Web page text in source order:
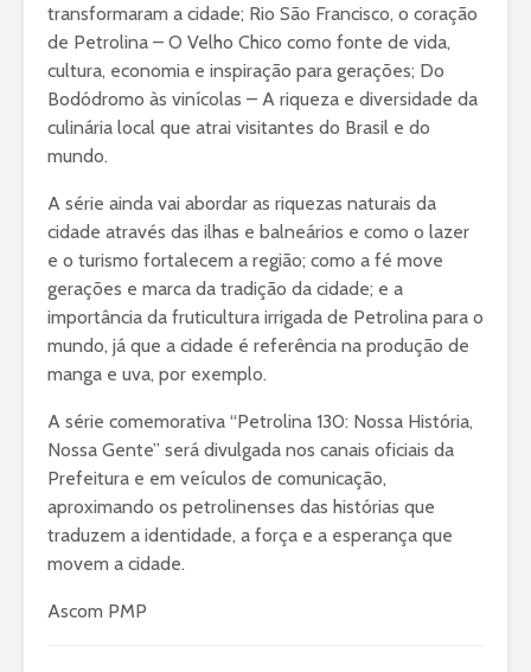
transformaram a cidade; Rio São Francisco, o coração
de Petrolina – O Velho Chico como fonte de vida,
cultura, economia e inspiração para gerações; Do
Bodódromo às vinícolas – A riqueza e diversidade da
culinária local que atrai visitantes do Brasil e do
mundo.
A série ainda vai abordar as riquezas naturais da
cidade através das ilhas e balneários e como o lazer
e o turismo fortalecem a região; como a fé move
gerações e marca da tradição da cidade; e a
importância da fruticultura irrigada de Petrolina para o
mundo, já que a cidade é referência na produção de
manga e uva, por exemplo.
A série comemorativa “Petrolina 130: Nossa História,
Nossa Gente” será divulgada nos canais oficiais da
Prefeitura e em veículos de comunicação,
aproximando os petrolinenses das histórias que
traduzem a identidade, a força e a esperança que
movem a cidade.
Ascom PMP